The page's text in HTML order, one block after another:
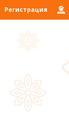
Регистрация